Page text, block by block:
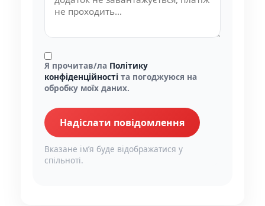
Я прочитав/ла Політику
конфіденційності та погоджуюся на
обробку моїх даних.
Надіслати повідомлення
Вказане імʼя буде відображатися у
спільноті.